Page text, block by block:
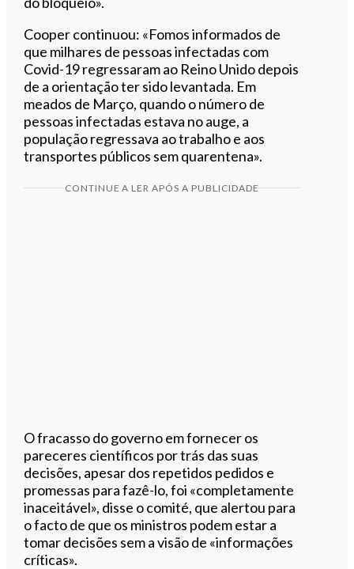
Cooper continuou: «Fomos informados de
que milhares de pessoas infectadas com
Covid-19 regressaram ao Reino Unido depois
de a orientação ter sido levantada. Em
meados de Março, quando o número de
pessoas infectadas estava no auge, a
população regressava ao trabalho e aos
transportes públicos sem quarentena».
CONTINUE A LER APÓS A PUBLICIDADE
O fracasso do governo em fornecer os
pareceres científicos por trás das suas
decisões, apesar dos repetidos pedidos e
promessas para fazê-lo, foi «completamente
inaceitável», disse o comité, que alertou para
o facto de que os ministros podem estar a
tomar decisões sem a visão de «informações
críticas».